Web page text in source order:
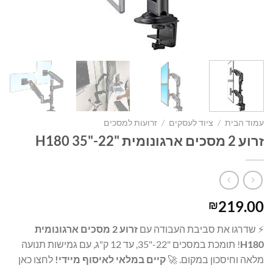
עמוד הבית / ציוד לעסקים / זרועות למסכים
זרוע 2 מסכים ארגונומית "22-"35 H180
₪219.00
⚡ שדרגו את סביבת העבודה עם
זרוע 2 מסכים ארגונומית
H180
! תומכת במסכים "22-"35, עד 12 ק"ג, עם גמישות תנועה
מלאה וחיסכון במקום. 🚀 קיים במלאי לאיסוף מיידי! לחצו כאן